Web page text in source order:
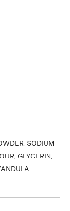
SODIUM
GLYCERIN,